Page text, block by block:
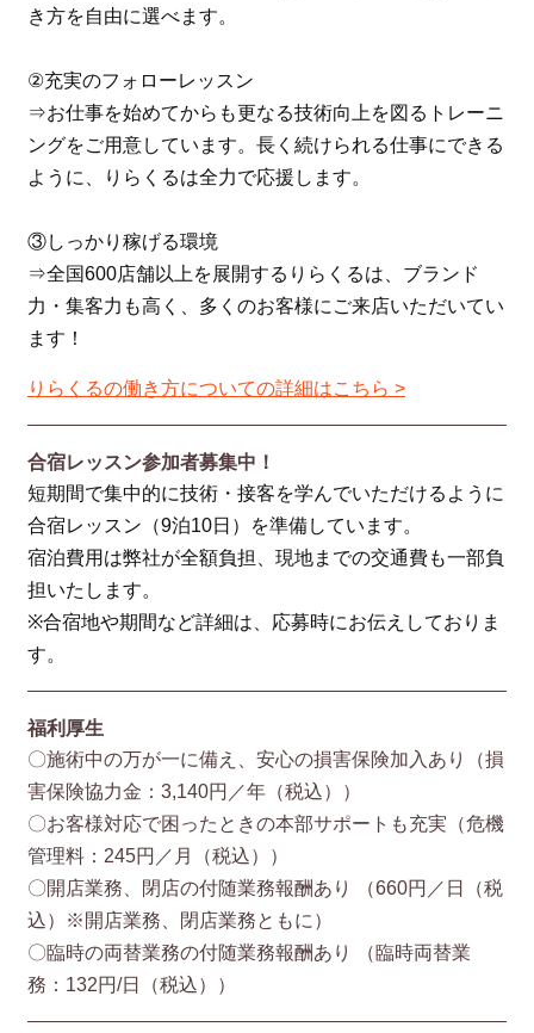
き方を自由に選べます。
②充実のフォローレッスン
⇒お仕事を始めてからも更なる技術向上を図るトレーニ
ングをご用意しています。長く続けられる仕事にできる
ように、りらくるは全力で応援します。
③しっかり稼げる環境
⇒全国600店舗以上を展開するりらくるは、ブランド
力・集客力も高く、多くのお客様にご来店いただいてい
ます！
りらくるの働き方についての詳細はこちら >
合宿レッスン参加者募集中！
短期間で集中的に技術・接客を学んでいただけるように
合宿レッスン（9泊10日）を準備しています。
宿泊費用は弊社が全額負担、現地までの交通費も一部負
担いたします。
※合宿地や期間など詳細は、応募時にお伝えしておりま
す。
福利厚生
〇施術中の万が一に備え、安心の損害保険加入あり（損
害保険協⼒⾦：3,140円／年（税込））
〇お客様対応で困ったときの本部サポートも充実（危機
管理料：245円／月（税込））
〇開店業務、閉店の付随業務報酬あり （660円／⽇（税
込）※開店業務、閉店業務ともに）
〇臨時の両替業務の付随業務報酬あり （臨時両替業
務：132円/⽇（税込））